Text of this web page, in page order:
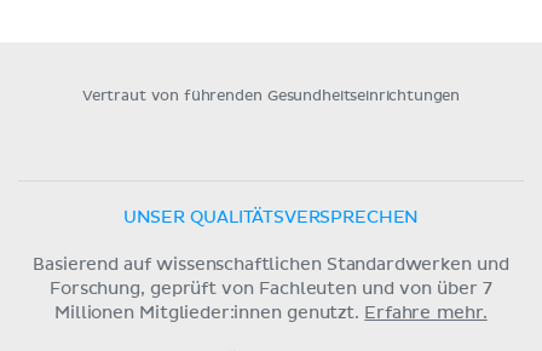
Vertraut von führenden Gesundheitseinrichtungen
UNSER QUALITÄTSVERSPRECHEN
Basierend auf wissenschaftlichen Standardwerken und
Forschung, geprüft von Fachleuten und von über 7
Millionen Mitglieder:innen genutzt. Erfahre mehr.